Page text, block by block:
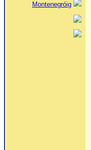
Montenegróig